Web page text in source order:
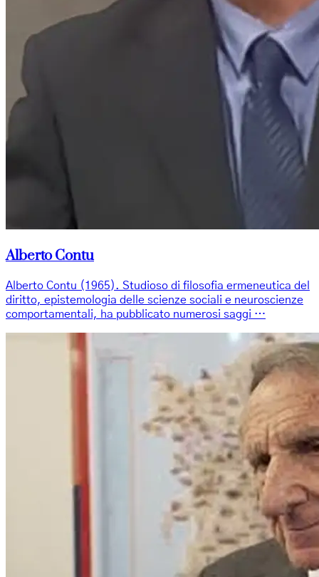
Alberto Contu
Alberto Contu (1965). Studioso di filosofia ermeneutica del
diritto, epistemologia delle scienze sociali e neuroscienze
comportamentali, ha pubblicato numerosi saggi …